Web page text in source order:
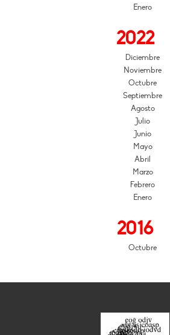
Enero
2022
Diciembre
Noviembre
Octubre
Septiembre
Agosto
Julio
Junio
Mayo
Abril
Marzo
Febrero
Enero
2016
Octubre